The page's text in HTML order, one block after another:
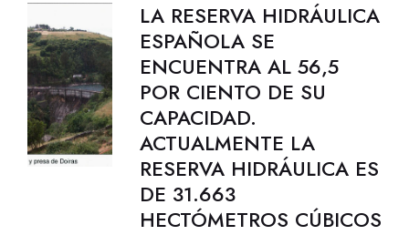
LA RESERVA HIDRÁULICA
ESPAÑOLA SE
ENCUENTRA AL 56,5
POR CIENTO DE SU
CAPACIDAD.
ACTUALMENTE LA
RESERVA HIDRÁULICA ES
DE 31.663
HECTÓMETROS CÚBICOS